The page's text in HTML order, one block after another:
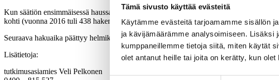
Tämä sivusto käyttää evästeitä
Käytämme evästeitä tarjoamamme sisällön
ja kävijämäärämme analysoimiseen. Lisäksi
kumppaneillemme tietoja siitä, miten käytät
olet antanut heille tai joita on kerätty, kun
Kun säätiön ensimmäisessä haussa tuli 243 hakemusta (päätökset niistä tehtiin
kohti (vuonna 2016 tuli 438 hakemusta).
Seuraava hakuaika päättyy helmikuun 2021 lopussa.
Lisätietoja:
tutkimusasiamies Veli Pelkonen